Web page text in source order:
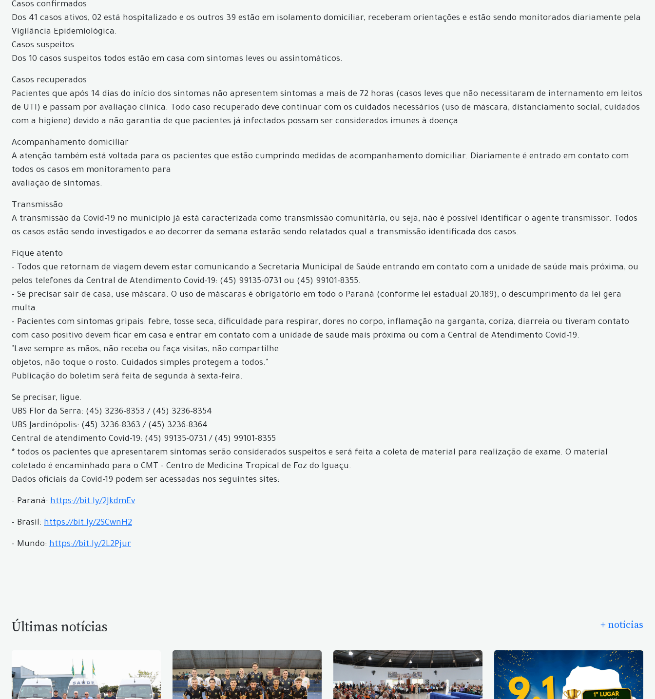
Casos confirmados
Dos 41 casos ativos, 02 está hospitalizado e os outros 39 estão em isolamento domiciliar, receberam orientações e estão sendo monitorados diariamente pela
Vigilância Epidemiológica.
Casos suspeitos
Dos 10 casos suspeitos todos estão em casa com sintomas leves ou assintomáticos.
Casos recuperados
Pacientes que após 14 dias do início dos sintomas não apresentem sintomas a mais de 72 horas (casos leves que não necessitaram de internamento em leitos
de UTI) e passam por avaliação clínica. Todo caso recuperado deve continuar com os cuidados necessários (uso de máscara, distanciamento social, cuidados
com a higiene) devido a não garantia de que pacientes já infectados possam ser considerados imunes à doença.
Acompanhamento domiciliar
A atenção também está voltada para os pacientes que estão cumprindo medidas de acompanhamento domiciliar. Diariamente é entrado em contato com
todos os casos em monitoramento para
avaliação de sintomas.
Transmissão
A transmissão da Covid-19 no município já está caracterizada como transmissão comunitária, ou seja, não é possível identificar o agente transmissor. Todos
os casos estão sendo investigados e ao decorrer da semana estarão sendo relatados qual a transmissão identificada dos casos.
Fique atento
- Todos que retornam de viagem devem estar comunicando a Secretaria Municipal de Saúde entrando em contato com a unidade de saúde mais próxima, ou
pelos telefones da Central de Atendimento Covid-19: (45) 99135-0731 ou (45) 99101-8355.
- Se precisar sair de casa, use máscara. O uso de máscaras é obrigatório em todo o Paraná (conforme lei estadual 20.189), o descumprimento da lei gera
multa.
- Pacientes com sintomas gripais: febre, tosse seca, dificuldade para respirar, dores no corpo, inflamação na garganta, coriza, diarreia ou tiveram contato
com caso positivo devem ficar em casa e entrar em contato com a unidade de saúde mais próxima ou com a Central de Atendimento Covid-19.
"Lave sempre as mãos, não receba ou faça visitas, não compartilhe
objetos, não toque o rosto. Cuidados simples protegem a todos."
Publicação do boletim será feita de segunda à sexta-feira.
Se precisar, ligue.
UBS Flor da Serra: (45) 3236-8353 / (45) 3236-8354
UBS Jardinópolis: (45) 3236-8363 / (45) 3236-8364
Central de atendimento Covid-19: (45) 99135-0731 / (45) 99101-8355
* todos os pacientes que apresentarem sintomas serão considerados suspeitos e será feita a coleta de material para realização de exame. O material
coletado é encaminhado para o CMT - Centro de Medicina Tropical de Foz do Iguaçu.
Dados oficiais da Covid-19 podem ser acessadas nos seguintes sites:
- Paraná: https://bit.ly/2JkdmEv
- Brasil: https://bit.ly/2SCwnH2
- Mundo: https://bit.ly/2L2Pjur
Últimas notícias + notícias